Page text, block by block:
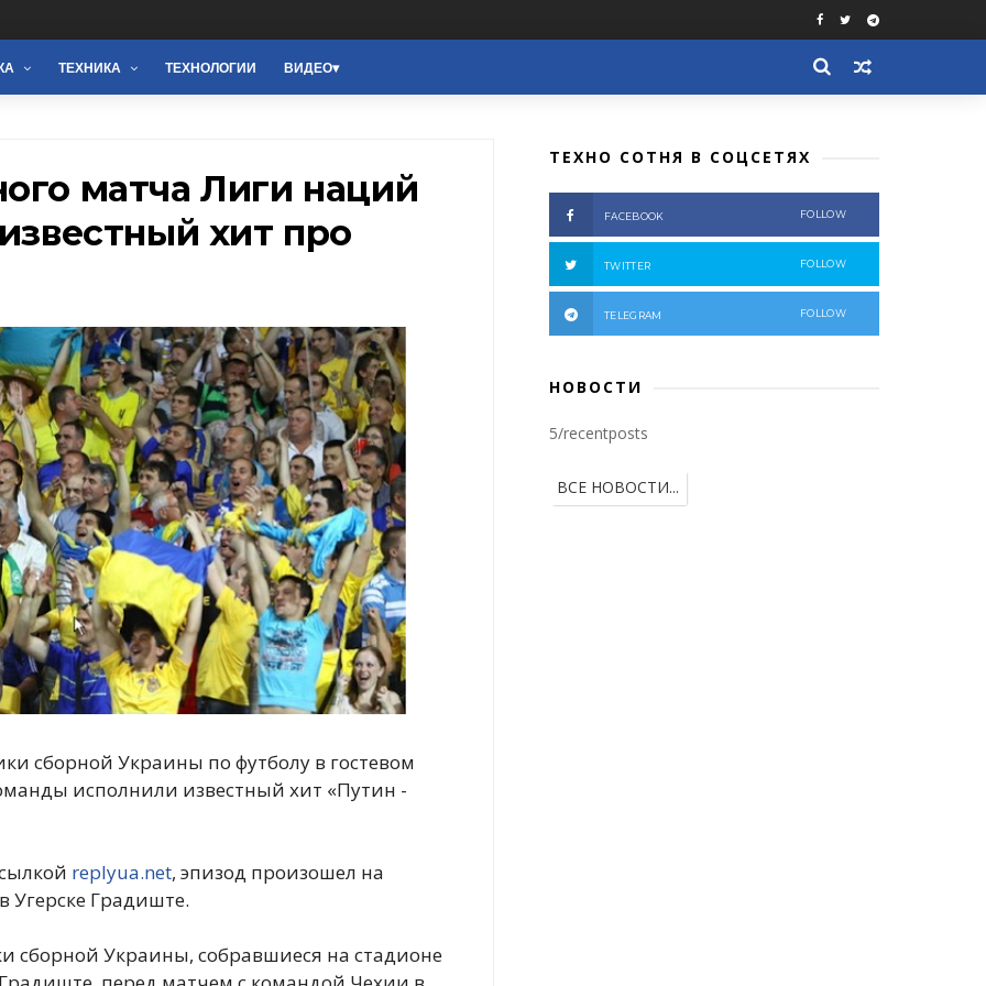
ТЕХНИКА ТЕХНОЛОГИИ ВИДЕО
матча Лиги наций
хит про
сборной Украины по футболу в гостевом
исполнили известный хит «Путин -
replyua.net, эпизод произошел на
Градиште.
сборной Украины, собравшиеся на стадионе
ТЕХНО СОТНЯ В СОЦСЕТЯХ
FACEBOOK FOLLOW
TWITTER FOLLOW
TELEGRAM FOLLOW
НОВОСТИ
5/recentposts
ВСЕ НОВОСТИ...